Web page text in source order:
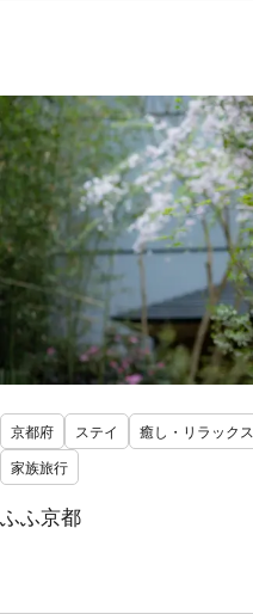
京都府 ステイ 癒し・リラックス
家族旅行
ふふ京都